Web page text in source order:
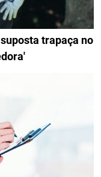
trapaça no